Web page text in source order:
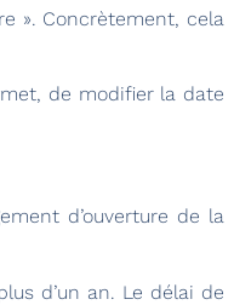
». Concrètement, cela
de modifier la date
d’ouverture de la
d’un an. Le délai de